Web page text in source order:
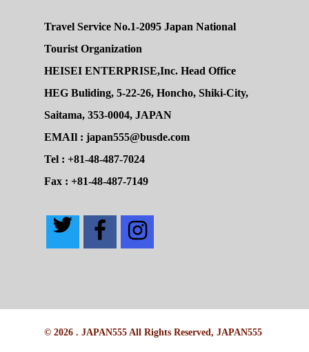
Travel Service No.1-2095 Japan National
Tourist Organization
HEISEI ENTERPRISE,Inc. Head Office
HEG Buliding, 5-22-26, Honcho, Shiki-City,
Saitama, 353-0004, JAPAN
EMAIl : japan555@busde.com
Tel : +81-48-487-7024
Fax : +81-48-487-7149
© 2026 . JAPAN555 All Rights Reserved, JAPAN555